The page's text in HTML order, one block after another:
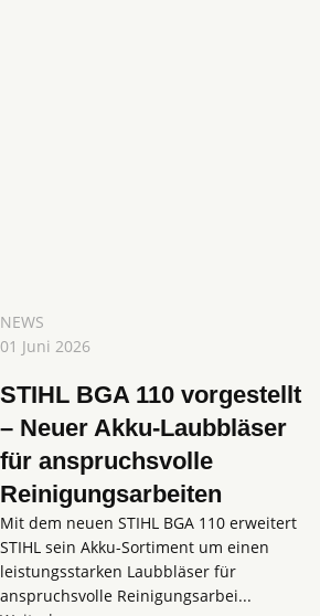
NEWS
01 Juni 2026
STIHL BGA 110 vorgestellt
– Neuer Akku-Laubbläser
für anspruchsvolle
Reinigungsarbeiten
Mit dem neuen STIHL BGA 110 erweitert
STIHL sein Akku-Sortiment um einen
leistungsstarken Laubbläser für
anspruchsvolle Reinigungsarbei...